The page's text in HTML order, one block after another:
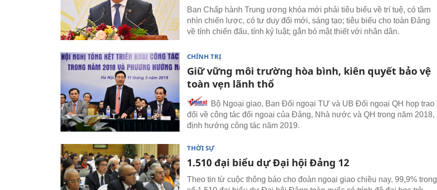
Ban Chấp hành Trung ương khóa mới phải tiêu biểu về trí tuệ, có tầm
nhìn chiến lược, có tư duy đổi mới, sáng tạo; tiêu biểu cho toàn Đảng
về tính chiến đấu, tính kỷ luật; gắn bó mật thiết với nhân dân.
CHÍNH TRỊ
Giữ vững môi trường hòa bình, kiên quyết bảo vệ
toàn vẹn lãnh thổ
Bộ Ngoại giao, Ban Đối ngoại TƯ và UB Đối ngoại QH họp trao
đổi về công tác đối ngoại của Đảng, Nhà nước và QH trong năm 2018,
định hướng công tác năm 2019.
THỜI SỰ
1.510 đại biểu dự Đại hội Đảng 12
Theo tin từ cuộc thông báo cho đoàn ngoại giao chiều nay, 99,9% trong